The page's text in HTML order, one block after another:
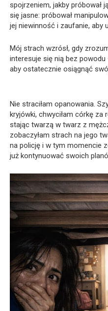
spojrzeniem, jakby próbował
się jasne: próbował
jej niewinność i zaufanie, aby
Mój strach wzrósł, gdy
interesuje się nią bez
aby ostatecznie osiągnąć
Nie straciłam opanowania.
kryjówki, chwyciłam córkę za
stając twarzą w twarz z
zobaczyłam strach na jego
na policję i w tym momencie
już kontynuować swoich